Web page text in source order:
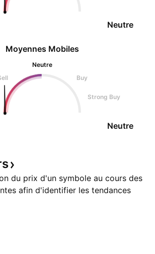
Neutre
Moyennes Mobiles
Neutre
Buy
Strong Buy
Neutre
du prix d'un symbole au cours des
afin d'identifier les tendances